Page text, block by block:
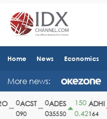
Home News Economics
More news:
ACST
90
ADES
35550
150
0.42
ADHI
164